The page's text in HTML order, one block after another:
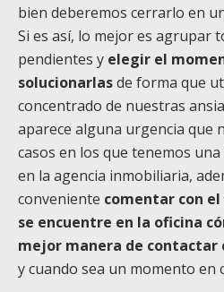
bien deberemos cerrarlo en
Si es así, lo mejor es agrupar
pendientes y elegir el
solucionarlasde forma que
concentrado de nuestras
aparece alguna urgencia que
casos en los que tenemos
en la agencia inmobiliaria,
conveniente comentar con
se encuentre en la oficina
mejor manera de contactar
y cuando sea un momento en